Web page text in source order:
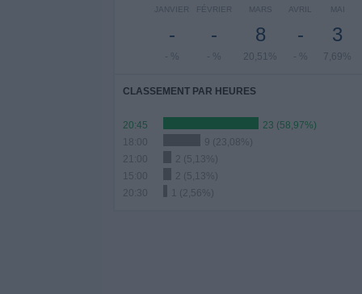
JANVIER
-
- %
FÉVRIER
-
- %
MARS
8
20,51%
AVRIL
-
- %
MAI
3
7,69%
CLASSEMENT PAR HEURES
20:45
23 (58,97%)
18:00
9 (23,08%)
21:00
2 (5,13%)
15:00
2 (5,13%)
20:30
1 (2,56%)